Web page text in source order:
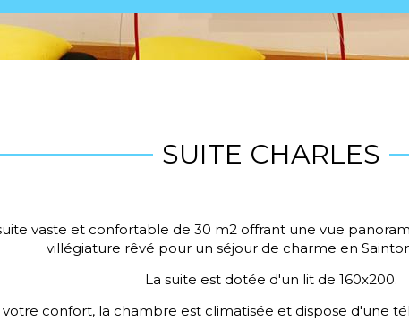
SUITE CHARLES
vaste et confortable de 30 m2 offrant une vue
villégiature rêvé pour un séjour de charme en
La suite est dotée d'un lit de 160x200.
votre confort, la chambre est climatisée et dispose d'une